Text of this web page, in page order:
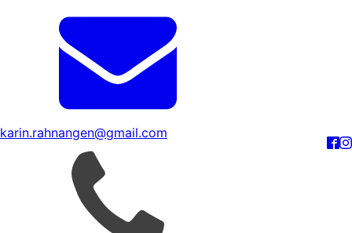
karin.rahnangen@gmail.com